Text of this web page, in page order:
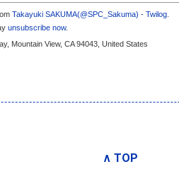
Takayuki SAKUMA(@SPC_Sakuma) - Twilog
unsubscribe now.
Mountain View, CA 94043, United States
∧ TOP